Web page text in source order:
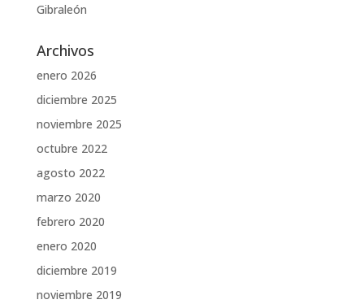
Gibraleón
Archivos
enero 2026
diciembre 2025
noviembre 2025
octubre 2022
agosto 2022
marzo 2020
febrero 2020
enero 2020
diciembre 2019
noviembre 2019